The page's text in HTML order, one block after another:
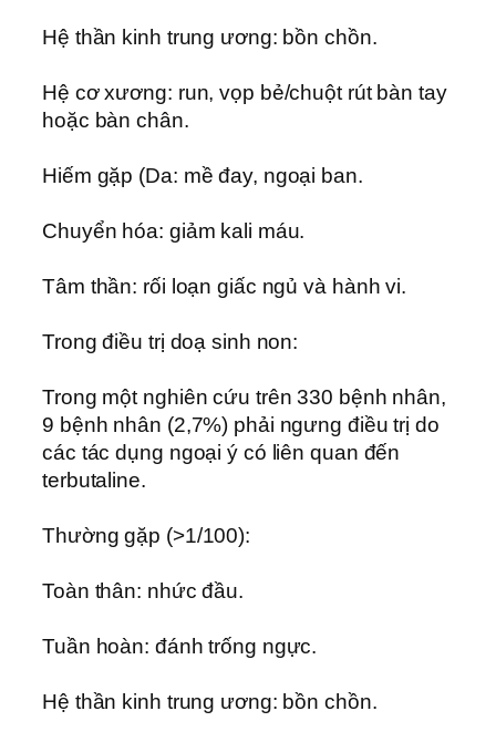
Hệ thần kinh trung ương: bồn chồn.
Hệ cơ xương: run, vọp bẻ/chuột rút bàn tay
hoặc bàn chân.
Hiếm gặp (Da: mề đay, ngoại ban.
Chuyển hóa: giảm kali máu.
Tâm thần: rối loạn giấc ngủ và hành vi.
Trong điều trị doạ sinh non:
Trong một nghiên cứu trên 330 bệnh nhân,
9 bệnh nhân (2,7%) phải ngưng điều trị do
các tác dụng ngoại ý có liên quan đến
terbutaline.
Thường gặp (>1/100):
Toàn thân: nhức đầu.
Tuần hoàn: đánh trống ngực.
Hệ thần kinh trung ương: bồn chồn.